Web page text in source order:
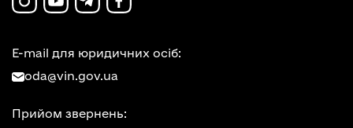
E-mail для юридичних осіб:
oda@vin.gov.ua
Прийом звернень: